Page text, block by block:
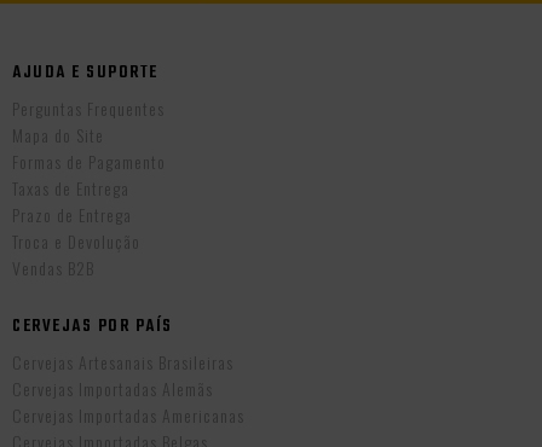
AJUDA E SUPORTE
Perguntas Frequentes
Mapa do Site
Formas de Pagamento
Taxas de Entrega
Prazo de Entrega
Troca e Devolução
Vendas B2B
CERVEJAS POR PAÍS
Cervejas Artesanais Brasileiras
Cervejas Importadas Alemãs
Cervejas Importadas Americanas
Cervejas Importadas Belgas